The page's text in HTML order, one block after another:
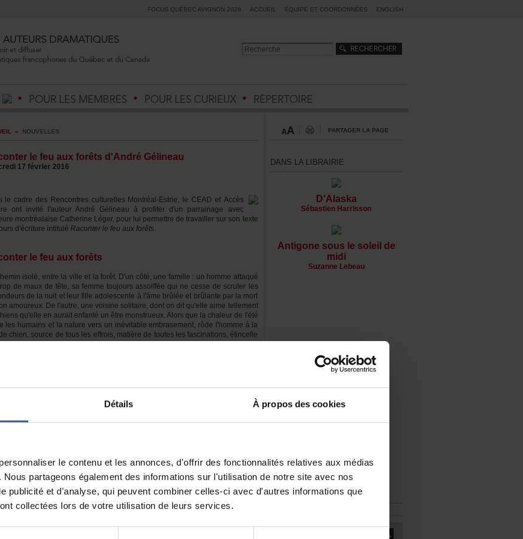
Détails Àproposdescookies
ciavecd'autresinformationsque
FOCUSQUÉBECAVIGNON2026 ACCUEIL ÉQUIPEETCOORDONNÉES ENGLISH
» NOUVELLES
Estrie,leCEADet Accès
ontinvitél'auteurAndréGélineauàprofiterd'unparrainageavec
Raconterlefeuauxforêts.
PARTAGERLAPAGE
DANSLALIBRAIRIE
D'Alaska
SébastienHarrisson
Antigonesouslesoleilde
midi
SuzanneLebeau